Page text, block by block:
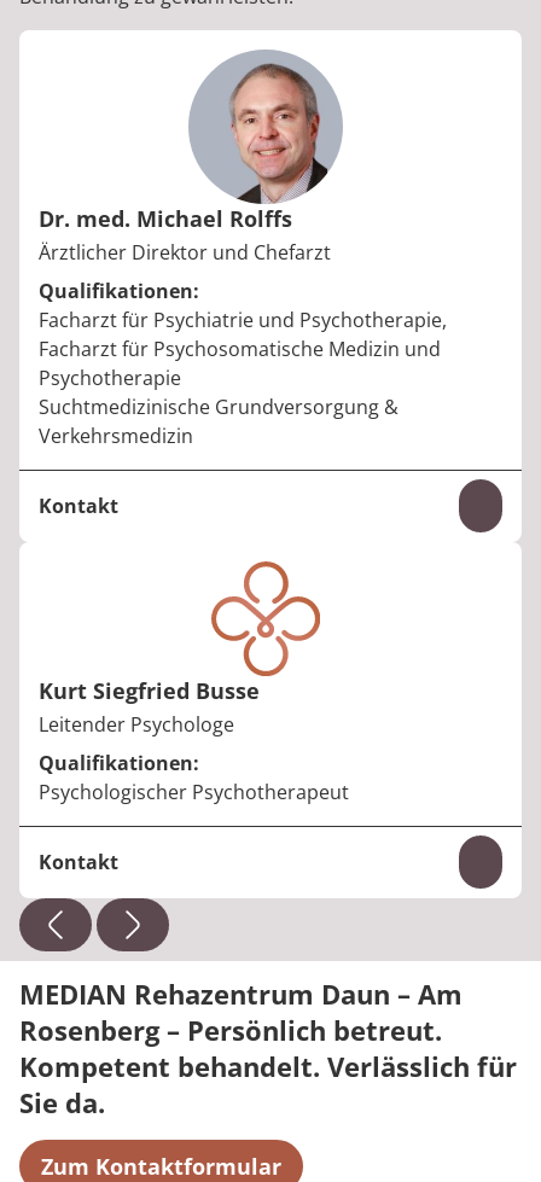
Dr. med. Michael Rolffs
Berufstitel:
Ärztlicher Direktor und Chefarzt
Qualifikationen:
Facharzt für Psychiatrie und Psychotherapie,
Facharzt für Psychosomatische Medizin und
Psychotherapie
Suchtmedizinische Grundversorgung &
Verkehrsmedizin
Kontakt
michael.rolffs@median-kliniken.de
Kurt Siegfried Busse
Berufstitel:
Leitender Psychologe
Qualifikationen:
Psychologischer Psychotherapeut
Kontakt
Telefon:+49 6592 201-1230
E-Mail:kurtsiegfried.busse@median-kliniken.de
MEDIAN Rehazentrum Daun – Am
Rosenberg – Persönlich betreut.
Kompetent behandelt. Verlässlich für
Sie da.
Zum Kontaktformular